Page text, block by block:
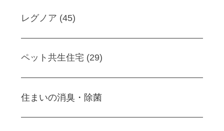
レグノア (45)
ペット共生住宅 (29)
住まいの消臭・除菌